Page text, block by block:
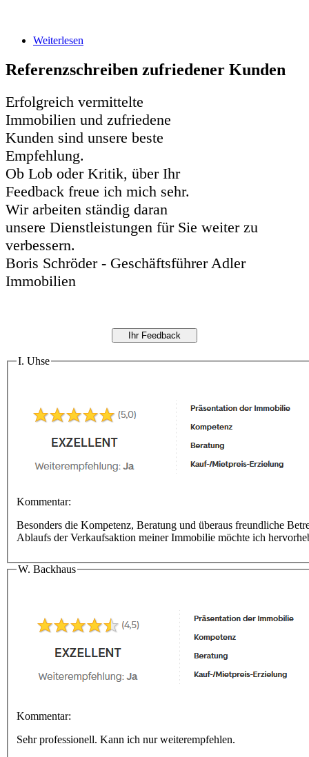
Weiterlesen
Referenzschreiben zufriedener Kunden
Erfolgreich vermittelte
Immobilien und zufriedene
Kunden sind unsere beste
Empfehlung.
Ob Lob oder Kritik, über Ihr
Feedback freue ich mich sehr.
Wir arbeiten ständig daran
unsere Dienstleistungen für Sie weiter zu
verbessern.
Boris Schröder - Geschäftsführer Adler
Immobilien
I. Uhse
Kommentar:
Besonders die Kompetenz, Beratung und überaus freundliche
Ablaufs der Verkaufsaktion meiner Immobilie möchte ich
W. Backhaus
Kommentar:
Sehr professionell. Kann ich nur weiterempfehlen.